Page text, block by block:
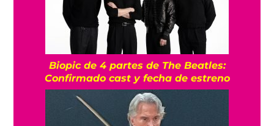
Biopic de 4 partes de The Beatles:
Confirmado cast y fecha de estreno